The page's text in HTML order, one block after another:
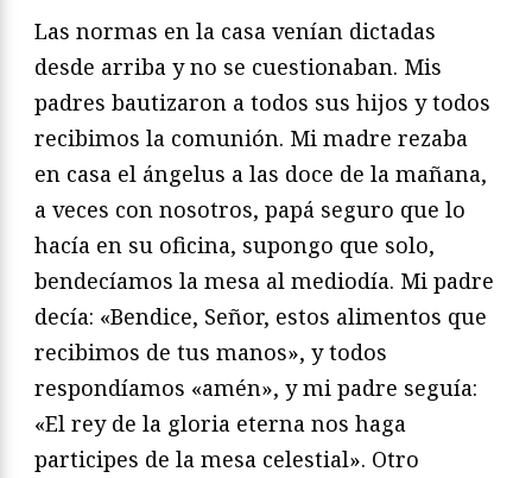
Las normas en la casa venían dictadas
desde arriba y no se cuestionaban. Mis
padres bautizaron a todos sus hijos y todos
recibimos la comunión. Mi madre rezaba
en casa el ángelus a las doce de la mañana,
a veces con nosotros, papá seguro que lo
hacía en su oficina, supongo que solo,
bendecíamos la mesa al mediodía. Mi padre
decía: «Bendice, Señor, estos alimentos que
recibimos de tus manos», y todos
respondíamos «amén», y mi padre seguía:
«El rey de la gloria eterna nos haga
participes de la mesa celestial». Otro